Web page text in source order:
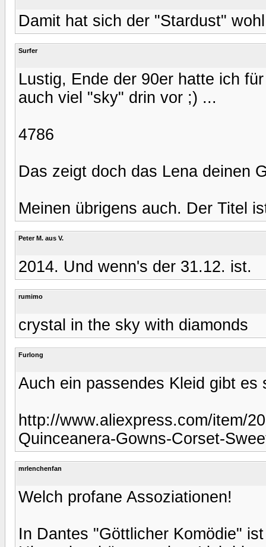
Damit hat sich der "Stardust"
Surfer
Lustig, Ende der 90er hatte ich
auch viel "sky" drin vor ;) ...
4786
Das zeigt doch das Lena deinen
Meinen übrigens auch. Der Titel
Peter M. aus V.
2014. Und wenn's der 31.12. ist.
rumimo
crystal in the sky with diamonds
Furlong
Auch ein passendes Kleid gibt es
http://www.aliexpress.com/item/
Quinceanera-Gowns-Corset-
mrlenchenfan
Welch profane Assoziationen!
In Dantes "Göttlicher Komödie"